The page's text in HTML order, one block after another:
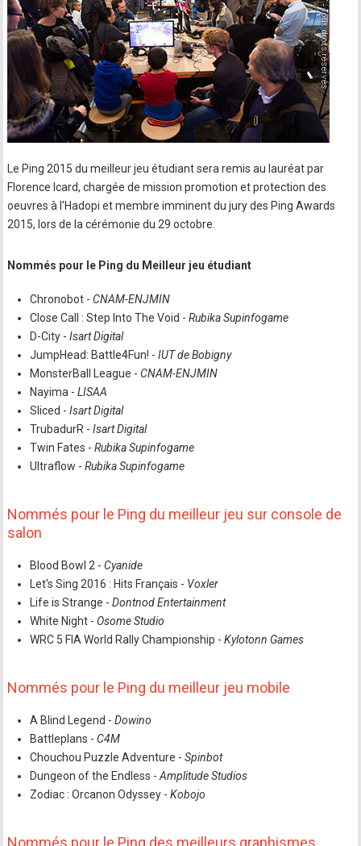
Le Ping 2015 du meilleur jeu étudiant sera remis au lauréat par
Florence Icard, chargée de mission promotion et protection des
oeuvres à l'Hadopi et membre imminent du jury des Ping Awards
2015, lors de la cérémonie du 29 octobre.
Nommés pour le Ping du Meilleur jeu étudiant
Chronobot -CNAM-ENJMIN
Close Call : Step Into The Void -Rubika Supinfogame
D-City -Isart Digital
JumpHead: Battle4Fun! -IUT de Bobigny
MonsterBall League -CNAM-ENJMIN
Nayima -LISAA
Sliced -Isart Digital
TrubadurR -Isart Digital
Twin Fates -Rubika Supinfogame
Ultraflow -Rubika Supinfogame
Nommés pour le Ping du meilleur jeu sur console de
salon
Blood Bowl 2 -Cyanide
Let's Sing 2016 : Hits Français - Voxler
Life is Strange -Dontnod Entertainment
White Night - Osome Studio
WRC 5 FIA World Rally Championship -Kylotonn Games
Nommés pour le Ping du meilleur jeu mobile
A Blind Legend -Dowino
Battleplans -C4M
Chouchou Puzzle Adventure -Spinbot
Dungeon of the Endless -Amplitude Studios
Zodiac : Orcanon Odyssey -Kobojo
Nommés pour le Ping des meilleurs graphismes